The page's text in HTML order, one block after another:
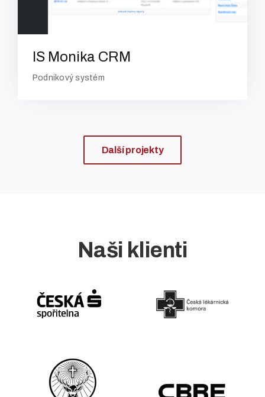
IS Monika CRM
Podnikový systém
Další projekty
Naši klienti